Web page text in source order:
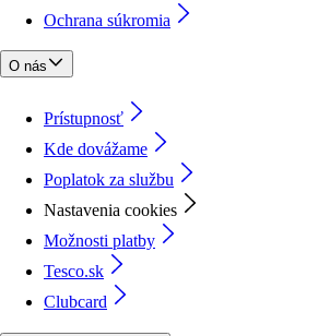
Ochrana súkromia
O nás
Prístupnosť
Kde dovážame
Poplatok za službu
Nastavenia cookies
Možnosti platby
Tesco.sk
Clubcard